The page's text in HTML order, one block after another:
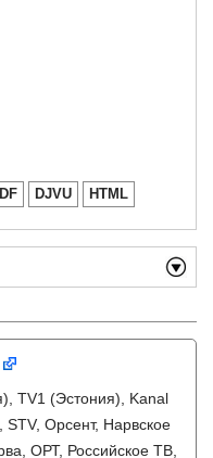
DJVU HTML
TV1 (Эстония), Kanal
Орсент, Нарвское
ОРТ, Российское ТВ,